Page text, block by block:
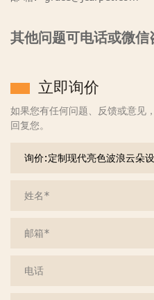
其他问题可电话或微信
立即询价
如果您有任何问题、反馈或意见
回复您。